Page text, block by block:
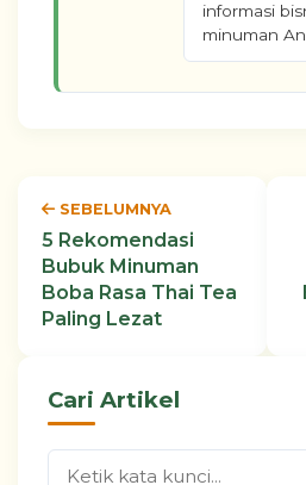
informasi
minuman
SEBELUMNYA
5 Rekomendasi
Bubuk Minuman
Boba Rasa Thai Tea
Paling Lezat
Cari Artikel